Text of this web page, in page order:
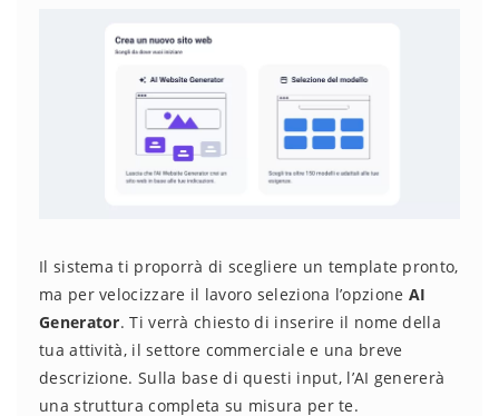
Il sistema ti proporrà di scegliere un template pronto,
ma per velocizzare il lavoro seleziona l’opzione AI
Generator. Ti verrà chiesto di inserire il nome della
tua attività, il settore commerciale e una breve
descrizione. Sulla base di questi input, l’AI genererà
una struttura completa su misura per te.